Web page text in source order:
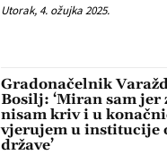
Utorak, 4. ožujka 2025.
Gradonačelnik
Bosilj: ‘Miran sam jer
nisam kriv i u
vjerujem u institucije
države’